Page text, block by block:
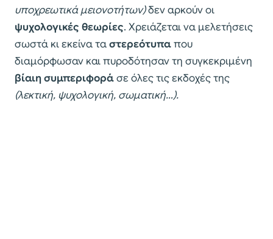
υποχρεωτικά μειονοτήτων)δεν αρκούν οι
ψυχολογικές θεωρίες. Χρειάζεται να μελετήσεις
σωστά κι εκείνα ταστερεότυπαπου
διαμόρφωσαν και πυροδότησαν τη συγκεκριμένη
βίαιη συμπεριφοράσε όλες τις εκδοχές της
(λεκτική, ψυχολογική, σωματική…).